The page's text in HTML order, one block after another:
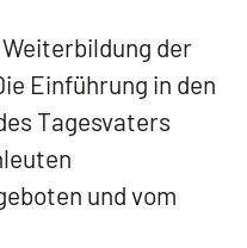
der
Einführung in den
Tagesvaters
und vom